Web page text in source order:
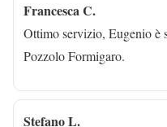
Francesca C.
Ottimo servizio, Eugenio è
Pozzolo Formigaro.
Stefano L.